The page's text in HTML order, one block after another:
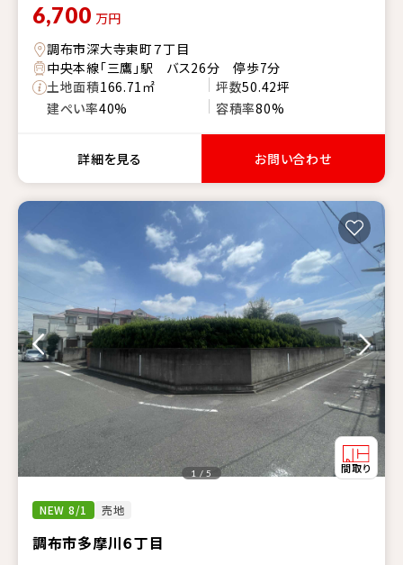
6,700 万円
調布市深大寺東町７丁目
中央本線「三鷹」駅 バス26分 停歩7分
土地面積166.71㎡ 坪数50.42坪
建ぺい率40% 容積率80%
詳細を見る お問い合わせ
NEW 8/1 売地
調布市多摩川６丁目
1 / 5